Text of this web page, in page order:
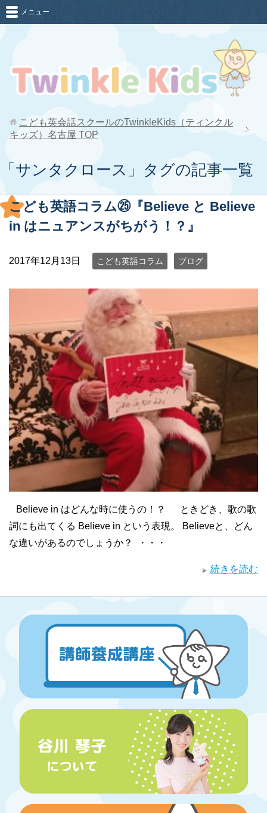
メニュー
こども英会話スクールのTwinkleKids（ティンクル
キッズ）名古屋 TOP
「サンタクロース」タグの記事一覧
こども英語コラム㉕『Believe と Believe
in はニュアンスがちがう！？』
2017年12月13日 こども英語コラム ブログ
Believe in はどんな時に使うの！？ ときどき、歌の歌
詞にも出てくる Believe in という表現。 Believeと、どん
な違いがあるのでしょうか？ ・・・
続きを読む